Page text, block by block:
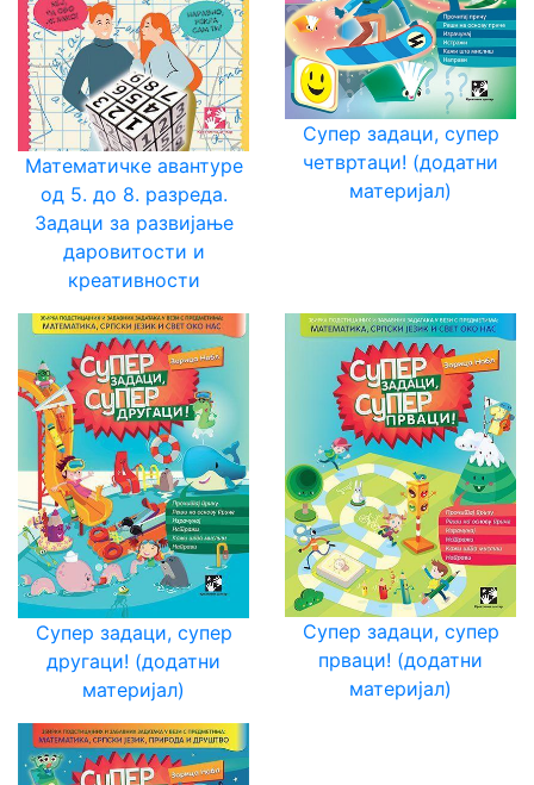
Математичке авантуре
oд 5. до 8. разреда.
Задаци за развијање
даровитости и
креативности
Супер задаци, супер
четвртаци! (додатни
материјал)
Супер задаци, супер
другаци! (додатни
материјал)
Супер задаци, супер
прваци! (додатни
материјал)